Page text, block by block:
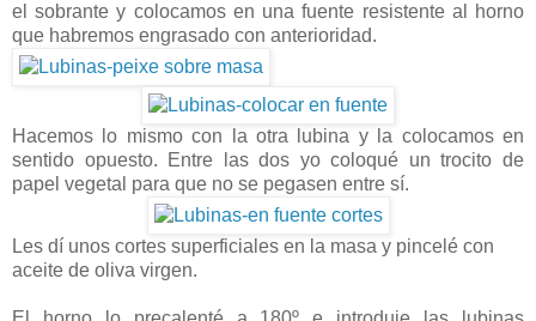
el sobrante y colocamos en una fuente resistente al horno
que habremos engrasado con anterioridad.
Hacemos lo mismo con la otra lubina y la colocamos en
sentido opuesto. Entre las dos yo coloqué un trocito de
papel vegetal para que no se pegasen entre sí.
Les dí unos cortes superficiales en la masa y pincelé con
aceite de oliva virgen.